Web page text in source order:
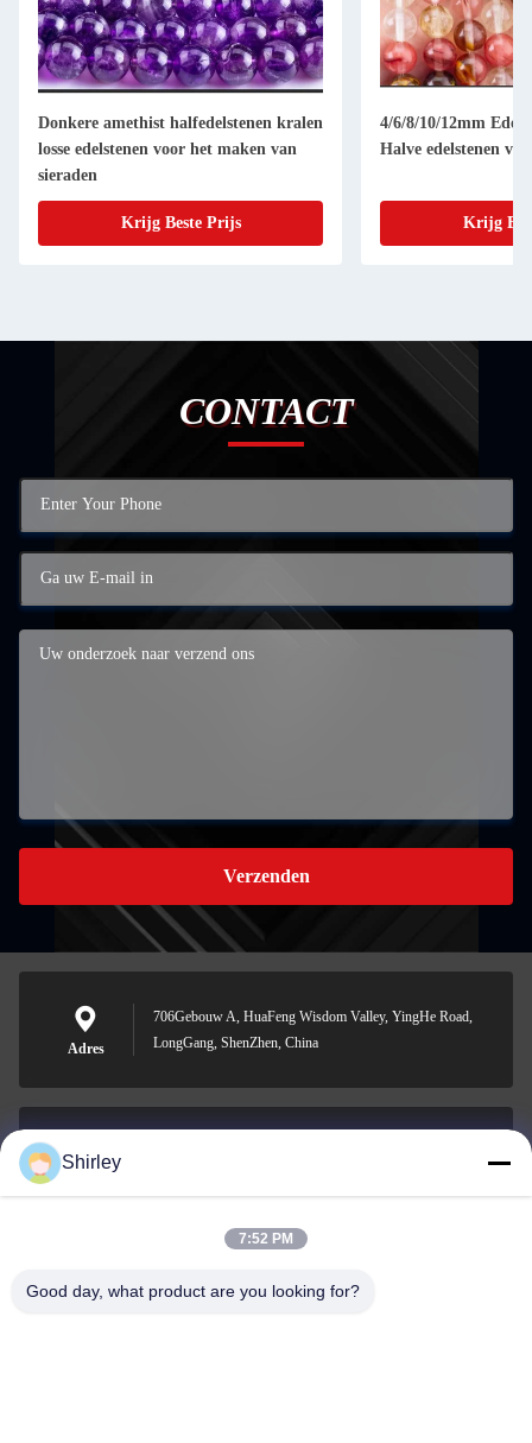
Donkere amethist halfedelstenen kralen
losse edelstenen voor het maken van
sieraden
Krijg Beste Prijs
4/6/8/10/12mm
Halve edelstenen
Krijg
CONTACT
Verzenden
Adres
706Gebouw A, HuaFeng Wisdom Valley, YingHe Road,
LongGang, ShenZhen, China
0086-18148506772
Shirley
7:52 PM
Good day, what product are you looking for?